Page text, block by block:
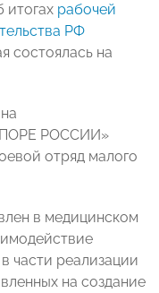
итогах рабочей
РФ
состоялась на
РОССИИ»
отряд малого
в медицинском
реализации
на создание